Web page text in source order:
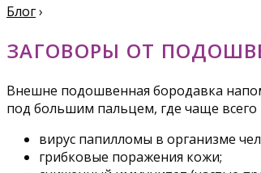
Блог›
ЗАГОВОРЫ ОТ
Внешне подошвенная бородавка
под большим пальцем, где чаще
вирус папилломы в организме
грибковые поражения кожи;